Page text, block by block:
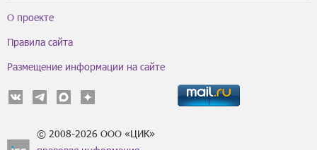
О проекте
Правила сайта
Размещение информации на сайте
© 2008-2026 ООО «ЦИК»